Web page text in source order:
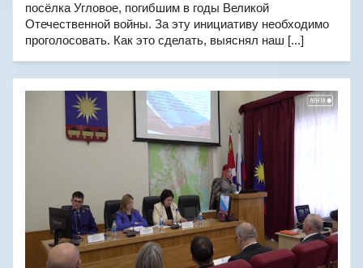
посёлка Угловое, погибшим в годы Великой
Отечественной войны. За эту инициативу необходимо
проголосовать. Как это сделать, выяснял наш [...]